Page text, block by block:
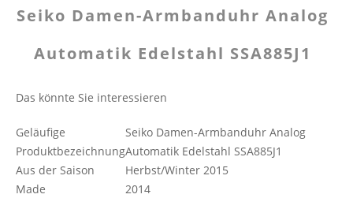
Seiko Damen-Armbanduhr Analog
Automatik Edelstahl SSA885J1
Das könnte Sie interessieren
Geläufige
Produktbezeichnung
Seiko Damen-Armbanduhr Analog
Automatik Edelstahl SSA885J1
Aus der Saison
Herbst/Winter 2015
Made
2014